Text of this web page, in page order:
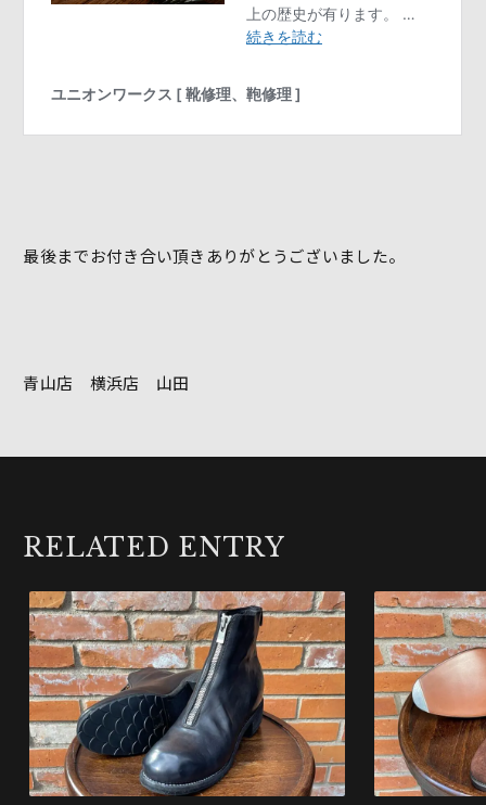
最後までお付き合い頂きありがとうございました。
青山店 横浜店 山田
RELATED ENTRY